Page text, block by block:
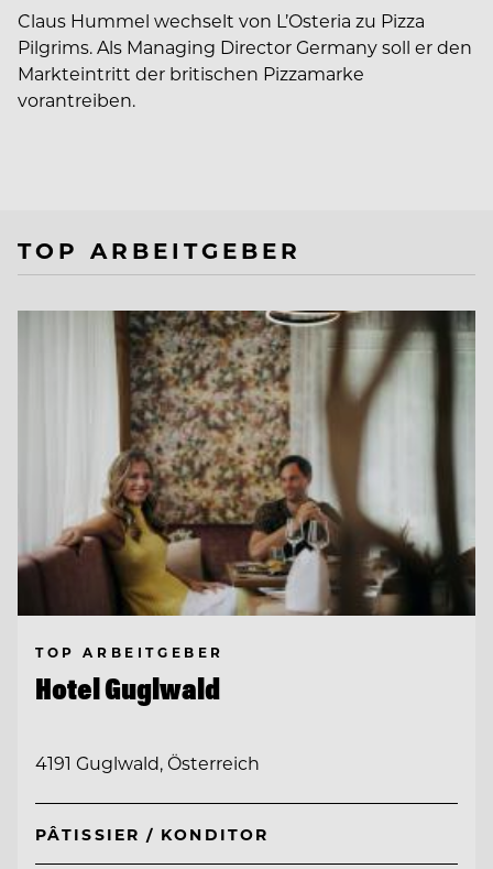
Claus Hummel wechselt von L’Osteria zu Pizza
Pilgrims. Als Managing Director Germany soll er den
Markteintritt der britischen Pizzamarke
vorantreiben.
TOP ARBEITGEBER
TOP ARBEITGEBER
Hotel Guglwald
4191 Guglwald, Österreich
PÂTISSIER / KONDITOR